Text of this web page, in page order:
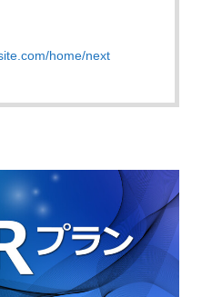
home/next